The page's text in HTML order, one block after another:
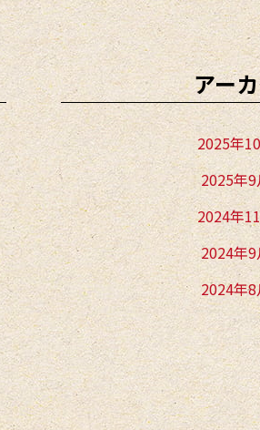
アー
2025年
2025年9
2024年
2024年9
2024年
2024年
2024年
2023年